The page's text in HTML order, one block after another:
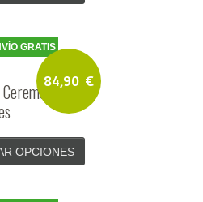
84,90 €
GRATIS
Piel
OPCIONES